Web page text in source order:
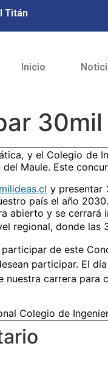
Titán
Inicio
y el Colegio de
del Maule. Este
y presentar
país el año
abierto y se cerrará
regional, donde
de este
participar. El
nuestra carrera para
Colegio de